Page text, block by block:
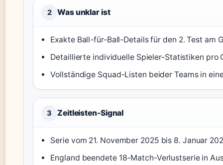
2 Was unklar ist
Exakte Ball-für-Ball-Details für den 2. Test am
Detaillierte individuelle Spieler-Statistiken pro
Vollständige Squad-Listen beider Teams in
3 Zeitleisten-Signal
Serie vom 21. November 2025 bis 8. Januar
England beendete 18-Match-Verlustserie in